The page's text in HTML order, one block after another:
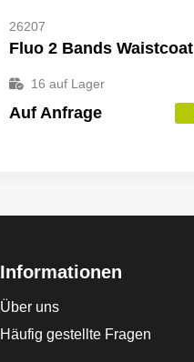
26207
Fluo 2 Bands Waistcoat
16 auf Lager
Auf Anfrage
Informationen
Über uns
Häufig gestellte Fragen